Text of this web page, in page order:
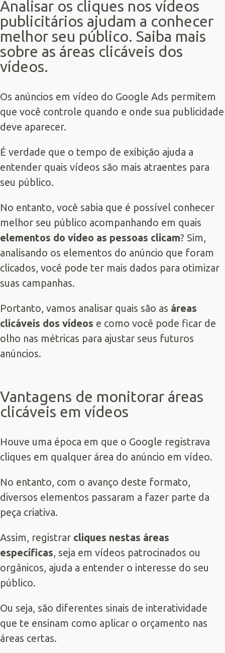
Analisar os cliques nos vídeos
publicitários ajudam a conhecer
melhor seu público. Saiba mais
sobre as áreas clicáveis dos
vídeos.
Os anúncios em vídeo do Google Ads permitem
que você controle quando e onde sua publicidade
deve aparecer.
É verdade que o tempo de exibição ajuda a
entender quais vídeos são mais atraentes para
seu público.
No entanto, você sabia que é possível conhecer
melhor seu público acompanhando em quais
elementos do vídeo as pessoas clicam? Sim,
analisando os elementos do anúncio que foram
clicados, você pode ter mais dados para otimizar
suas campanhas.
Portanto, vamos analisar quais são as áreas
clicáveis dos vídeos e como você pode ficar de
olho nas métricas para ajustar seus futuros
anúncios.
Vantagens de monitorar áreas
clicáveis em vídeos
Houve uma época em que o Google registrava
cliques em qualquer área do anúncio em vídeo.
No entanto, com o avanço deste formato,
diversos elementos passaram a fazer parte da
peça criativa.
Assim, registrar cliques nestas áreas
específicas, seja em vídeos patrocinados ou
orgânicos, ajuda a entender o interesse do seu
público.
Ou seja, são diferentes sinais de interatividade
que te ensinam como aplicar o orçamento nas
áreas certas.